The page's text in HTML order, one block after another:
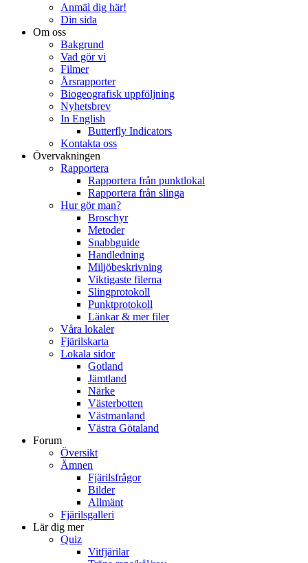
Anmäl dig här!
Din sida
Om oss
Bakgrund
Vad gör vi
Filmer
Årsrapporter
Biogeografisk uppföljning
Nyhetsbrev
In English
Butterfly Indicators
Kontakta oss
Övervakningen
Rapportera
Rapportera från punktlokal
Rapportera från slinga
Hur gör man?
Broschyr
Metoder
Snabbguide
Handledning
Miljöbeskrivning
Viktigaste filerna
Slingprotokoll
Punktprotokoll
Länkar & mer filer
Våra lokaler
Fjärilskarta
Lokala sidor
Gotland
Jämtland
Närke
Västerbotten
Västmanland
Västra Götaland
Forum
Översikt
Ämnen
Fjärilsfrågor
Bilder
Allmänt
Fjärilsgalleri
Lär dig mer
Quiz
Vitfjärilar